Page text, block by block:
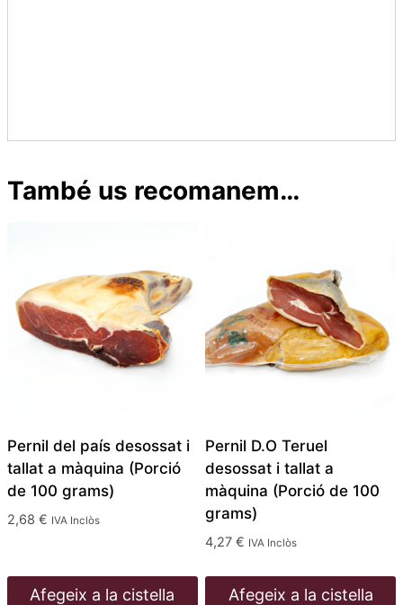
També us recomanem…
Pernil del país desossat i
tallat a màquina (Porció
de 100 grams)
2,68 € IVA Inclòs
Afegeix a la cistella
Pernil D.O Teruel
desossat i tallat a
màquina (Porció de 100
grams)
4,27 € IVA Inclòs
Afegeix a la cistella